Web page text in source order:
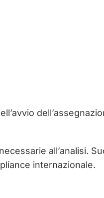
all’analisi.
internazionale.